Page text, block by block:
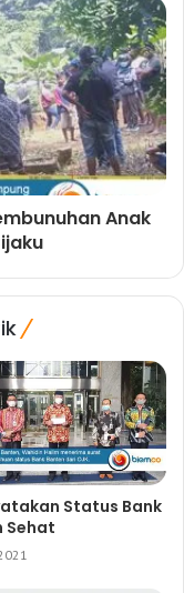
Anak
Status Bank
Sehat